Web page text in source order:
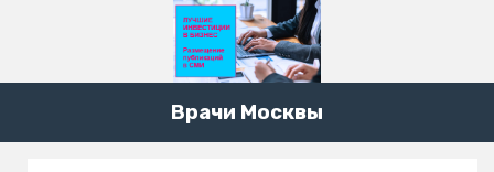
Врачи Москвы